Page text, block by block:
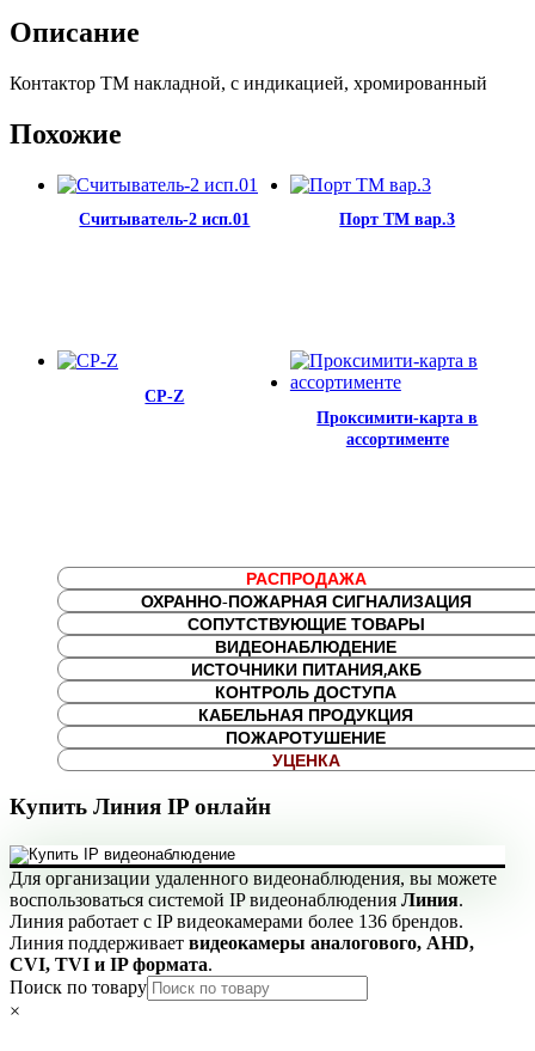
Описание
Контактор ТМ накладной, с индикацией, хромированный
Похожие
Считыватель-2 исп.01 Порт ТМ вар.3
СР-Z
Проксимити-карта в
ассортименте
РАСПРОДАЖА
ОХРАННО-ПОЖАРНАЯ СИГНАЛИЗАЦИЯ
СОПУТСТВУЮЩИЕ ТОВАРЫ
ВИДЕОНАБЛЮДЕНИЕ
ИСТОЧНИКИ ПИТАНИЯ,АКБ
КОНТРОЛЬ ДОСТУПА
КАБЕЛЬНАЯ ПРОДУКЦИЯ
ПОЖАРОТУШЕНИЕ
УЦЕНКА
Купить Линия IP онлайн
Для организации удаленного видеонаблюдения, вы можете
воспользоваться системой IP видеонаблюдения Линия.
Линия работает с IP видеокамерами более 136 брендов.
Линия поддерживает видеокамеры аналогового, AHD,
CVI, TVI и IP формата.
Поиск по товару
×